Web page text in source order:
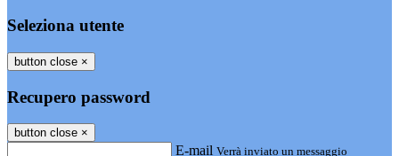
Seleziona utente
button close ×
Recupero password
button close ×
E-mail Verrà inviato un messaggio